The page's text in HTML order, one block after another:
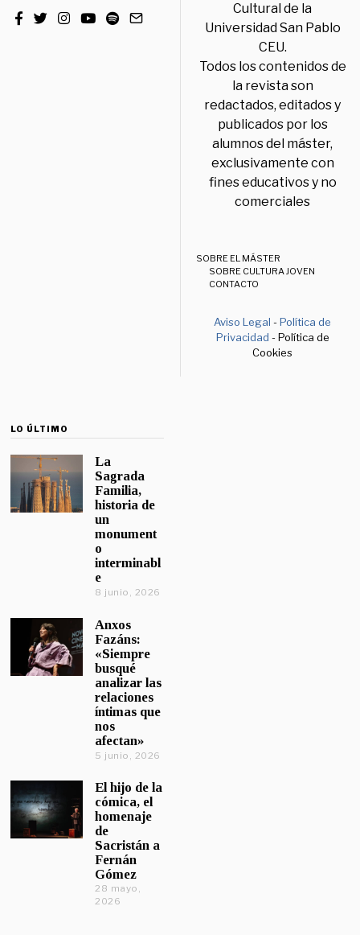
Cultural de la
Universidad San Pablo
CEU.
Todos los contenidos de
la revista son
redactados, editados y
publicados por los
alumnos del máster,
exclusivamente con
fines educativos y no
comerciales
SOBRE EL MÁSTER
SOBRE CULTURA JOVEN
CONTACTO
Aviso Legal -Política de
Privacidad - Política de
Cookies
LO ÚLTIMO
La
Sagrada
Familia,
historia de
un
monument
o
interminabl
e
8 junio, 2026
Anxos
Fazáns:
«Siempre
busqué
analizar las
relaciones
íntimas que
nos
afectan»
5 junio, 2026
El hijo de la
cómica, el
homenaje
de
Sacristán a
Fernán
Gómez
28 mayo,
2026